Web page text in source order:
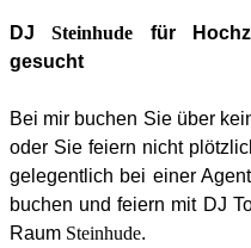
DJSteinhude
für
gesucht
Bei mir buchen Sie über
oder Sie feiern nicht
gelegentlich bei einer
buchen und feiern mit DJ
Raum Steinhude.